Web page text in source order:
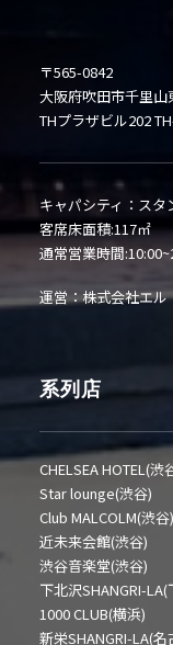
〒565-0842
大阪府吹田市千里山
THプラザビル202
キャパシティ：スタ
客席床面積:117㎡
通常営業時間
運営：株式会社エル
系列店
CHELSEA HOTEL(渋
Star lounge(渋谷)
Club MALCOLM(渋谷)
近未来会館(渋谷)
渋谷音楽堂(渋谷)
下北沢SHANGRI-LA(
1000 CLUB(横浜)
新栄SHANGRI-LA(